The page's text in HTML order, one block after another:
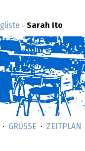
> Sarah Ito
GRÜSSE ZEITPLAN